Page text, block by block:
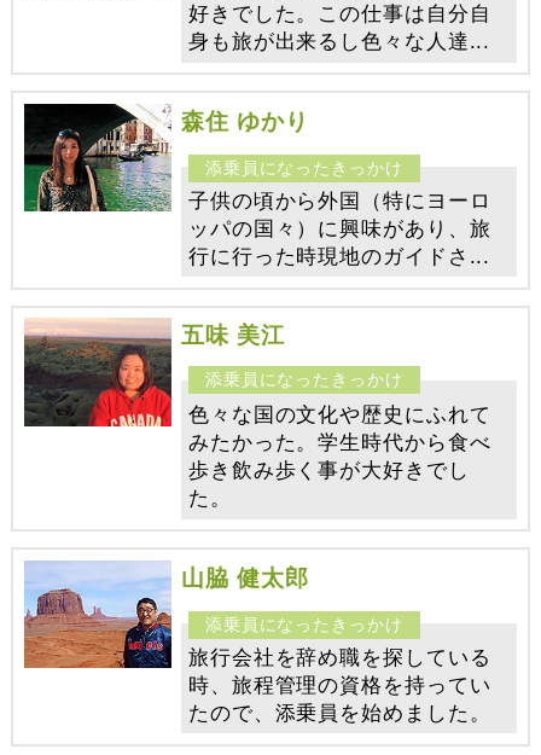
好きでした。この仕事は自分自
身も旅が出来るし色々な人達...
森住 ゆかり
子供の頃から外国（特にヨーロ
ッパの国々）に興味があり、旅
行に行った時現地のガイドさ...
五味 美江
色々な国の文化や歴史にふれて
みたかった。学生時代から食べ
歩き飲み歩く事が大好きでし
た。
山脇 健太郎
旅行会社を辞め職を探している
時、旅程管理の資格を持ってい
たので、添乗員を始めました。